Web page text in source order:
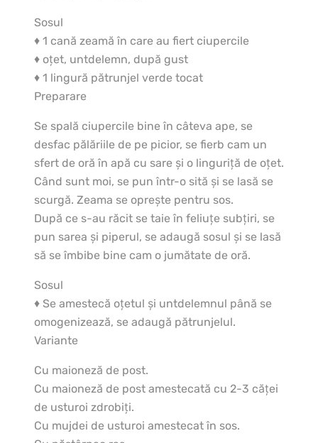
Sosul
♦ 1 cană zeamă în care au fiert ciupercile
♦ oţet, untdelemn, după gust
♦ 1 lingură pătrunjel verde tocat
Preparare
Se spală ciupercile bine în câteva ape, se
desfac pălăriile de pe picior, se fierb cam un
sfert de oră în apă cu sare şi o linguriţă de oţet.
Când sunt moi, se pun într-o sită şi se lasă se
scurgă. Zeama se opreşte pentru sos.
După ce s-au răcit se taie în feliuţe subţiri, se
pun sarea şi piperul, se adaugă sosul şi se lasă
să se îmbibe bine cam o jumătate de oră.
Sosul
♦ Se amestecă oţetul şi untdelemnul până se
omogenizează, se adaugă pătrunjelul.
Variante
Cu maioneză de post.
Cu maioneză de post amestecată cu 2-3 căţei
de usturoi zdrobiţi.
Cu mujdei de usturoi amestecat în sos.